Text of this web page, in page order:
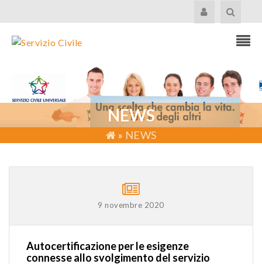
NEWS
» NEWS
9 novembre 2020
Autocertificazione per le esigenze
connesse allo svolgimento del servizio